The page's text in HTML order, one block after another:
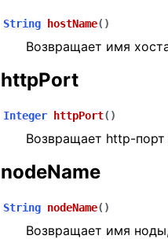
String hostName( )
Возвращает имя
httpPort
Integer httpPort( )
Возвращает http-
nodeName
String nodeName( )
Возвращает имя